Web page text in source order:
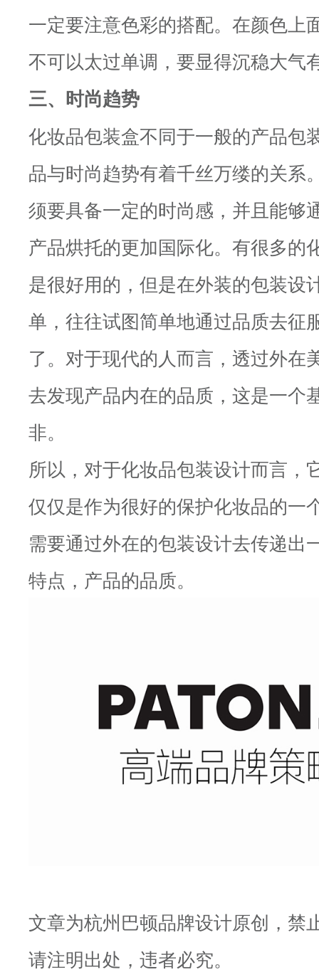
一定要注意色彩的搭配。在颜色上
不可以太过单调，要显得沉稳大气
三、时尚趋势
化妆品包装盒不同于一般的产品包
品与时尚趋势有着千丝万缕的关系
须要具备一定的时尚感，并且能够
产品烘托的更加国际化。有很多的
是很好用的，但是在外装的包装设
单，往往试图简单地通过品质去征
了。对于现代的人而言，透过外在
去发现产品内在的品质，这是一个
非。
所以，对于化妆品包装设计而言，
仅仅是作为很好的保护化妆品的一
需要通过外在的包装设计去传递出
特点，产品的品质。
文章为杭州巴顿品牌设计原创，禁
请注明出处，违者必究。